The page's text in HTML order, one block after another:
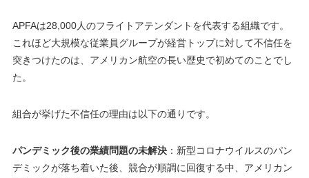
APFAは28,000人のフライトアテンダントを代表する組織です。
これほど大規模な従業員グループが経営トップに対して不信任を
突きつけたのは、アメリカン航空の長い歴史で初めてのことでし
た。
組合が挙げた不信任の理由は以下の通りです。
パンデミック後の業績問題の未解決 ：新型コロナウイルスのパン
デミックが落ち着いた後、競合が順調に回復する中、アメリカン